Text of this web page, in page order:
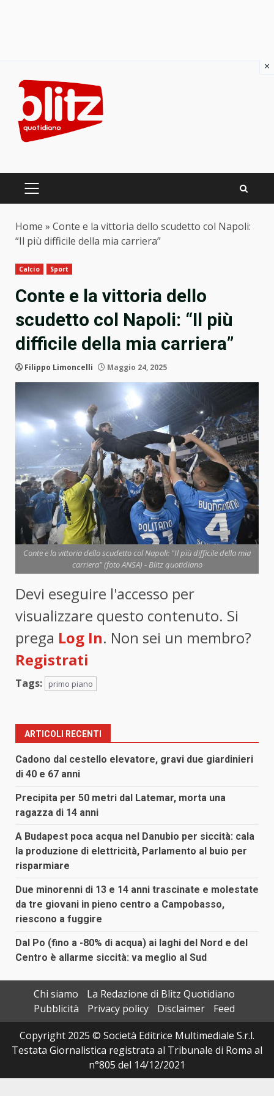
content
PRIMARY
Home » Conte e la vittoria dello scudetto col Napoli:
“Il più difficile della mia carriera”
Calcio Sport
Conte e la vittoria dello
scudetto col Napoli: “Il più
difficile della mia carriera”
Filippo Limoncelli Maggio 24, 2025
Conte e la vittoria dello scudetto col Napoli: "Il più difficile della mia
carriera" (foto ANSA) - Blitz quotidiano
Devi eseguire l'accesso per
visualizzare questo contenuto. Si
prega Log In. Non sei un membro?
Registrati
Tags: primo piano
ARTICOLI RECENTI
Cadono dal cestello elevatore, gravi due giardinieri
di 40 e 67 anni
Precipita per 50 metri dal Latemar, morta una
ragazza di 14 anni
A Budapest poca acqua nel Danubio per siccità: cala
la produzione di elettricità, Parlamento al buio per
risparmiare
Due minorenni di 13 e 14 anni trascinate e molestate
da tre giovani in pieno centro a Campobasso,
riescono a fuggire
Dal Po (fino a -80% di acqua) ai laghi del Nord e del
Centro è allarme siccità: va meglio al Sud
Chi siamo
La Redazione di Blitz Quotidiano
Pubblicità
Privacy policy Disclaimer
Feed
Copyright 2025 © Società Editrice Multimediale S.r.l.
Testata Giornalistica registrata al Tribunale di Roma al
n°805 del 14/12/2021
×